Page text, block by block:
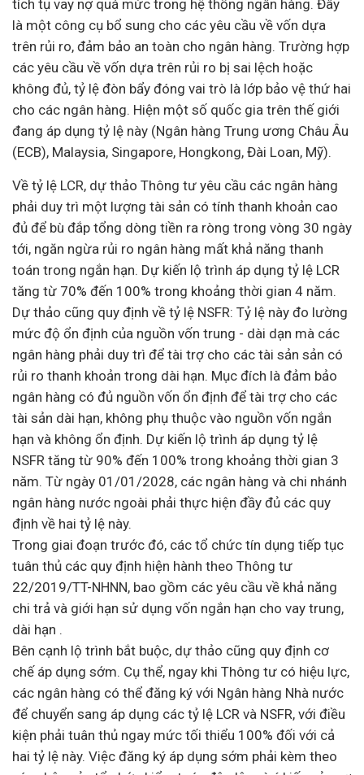
tích tụ vay nợ quá mức trong hệ thống ngân hàng. Đây
là một công cụ bổ sung cho các yêu cầu về vốn dựa
trên rủi ro, đảm bảo an toàn cho ngân hàng. Trường hợp
các yêu cầu về vốn dựa trên rủi ro bị sai lệch hoặc
không đủ, tỷ lệ đòn bẩy đóng vai trò là lớp bảo vệ thứ hai
cho các ngân hàng. Hiện một số quốc gia trên thế giới
đang áp dụng tỷ lệ này (Ngân hàng Trung ương Châu Âu
(ECB), Malaysia, Singapore, Hongkong, Đài Loan, Mỹ).
Về tỷ lệ LCR, dự thảo Thông tư yêu cầu các ngân hàng
phải duy trì một lượng tài sản có tính thanh khoản cao
đủ để bù đắp tổng dòng tiền ra ròng trong vòng 30 ngày
tới, ngăn ngừa rủi ro ngân hàng mất khả năng thanh
toán trong ngắn hạn. Dự kiến lộ trình áp dụng tỷ lệ LCR
tăng từ 70% đến 100% trong khoảng thời gian 4 năm.
Dự thảo cũng quy định về tỷ lệ NSFR: Tỷ lệ này đo lường
mức độ ổn định của nguồn vốn trung - dài dạn mà các
ngân hàng phải duy trì để tài trợ cho các tài sản sản có
rủi ro thanh khoản trong dài hạn. Mục đích là đảm bảo
ngân hàng có đủ nguồn vốn ổn định để tài trợ cho các
tài sản dài hạn, không phụ thuộc vào nguồn vốn ngắn
hạn và không ổn định. Dự kiến lộ trình áp dụng tỷ lệ
NSFR tăng từ 90% đến 100% trong khoảng thời gian 3
năm. Từ ngày 01/01/2028, các ngân hàng và chi nhánh
ngân hàng nước ngoài phải thực hiện đầy đủ các quy
định về hai tỷ lệ này.
Trong giai đoạn trước đó, các tổ chức tín dụng tiếp tục
tuân thủ các quy định hiện hành theo Thông tư
22/2019/TT-NHNN, bao gồm các yêu cầu về khả năng
chi trả và giới hạn sử dụng vốn ngắn hạn cho vay trung,
dài hạn .
Bên cạnh lộ trình bắt buộc, dự thảo cũng quy định cơ
chế áp dụng sớm. Cụ thể, ngay khi Thông tư có hiệu lực,
các ngân hàng có thể đăng ký với Ngân hàng Nhà nước
để chuyển sang áp dụng các tỷ lệ LCR và NSFR, với điều
kiện phải tuân thủ ngay mức tối thiểu 100% đối với cả
hai tỷ lệ này. Việc đăng ký áp dụng sớm phải kèm theo